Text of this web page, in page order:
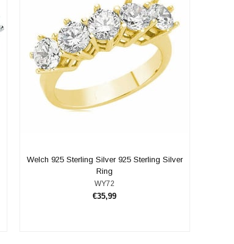
Welch 925 Sterling Silver 925 Sterling Silver
Ring
WY72
€35,99